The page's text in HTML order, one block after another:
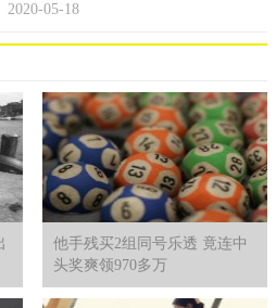
2020-05-18
他手残买2组同号乐透 竟连中
头奖爽领970多万